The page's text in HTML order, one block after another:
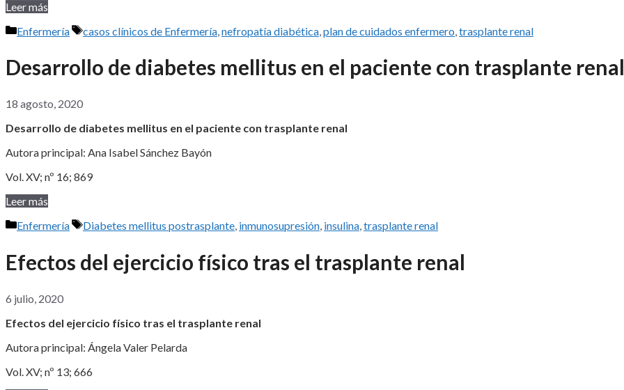
Leer más
Categorías
Enfermería Etiquetas
casos clínicos de Enfermería nefropatía diabética plan de cuidados enfermero trasplante renal
Desarrollo de diabetes mellitus en el paciente con trasplante renal
18 agosto, 2020
Desarrollo de diabetes mellitus en el paciente con trasplante renal
Autora principal: Ana Isabel Sánchez Bayón
Vol. XV; nº 16; 869
Leer más
Categorías
Enfermería Etiquetas
Diabetes mellitus postrasplante, inmunosupresión, insulina,trasplante renal
Efectos del ejercicio físico tras el trasplante renal
6 julio, 2020
Efectos del ejercicio físico tras el trasplante renal
Autora principal: Ángela Valer Pelarda
Vol. XV; nº 13; 666